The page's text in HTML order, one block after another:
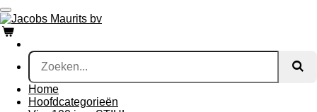
Ga
direct
naar
de
hoofdinhoud
Home
Hoofdcategorieën